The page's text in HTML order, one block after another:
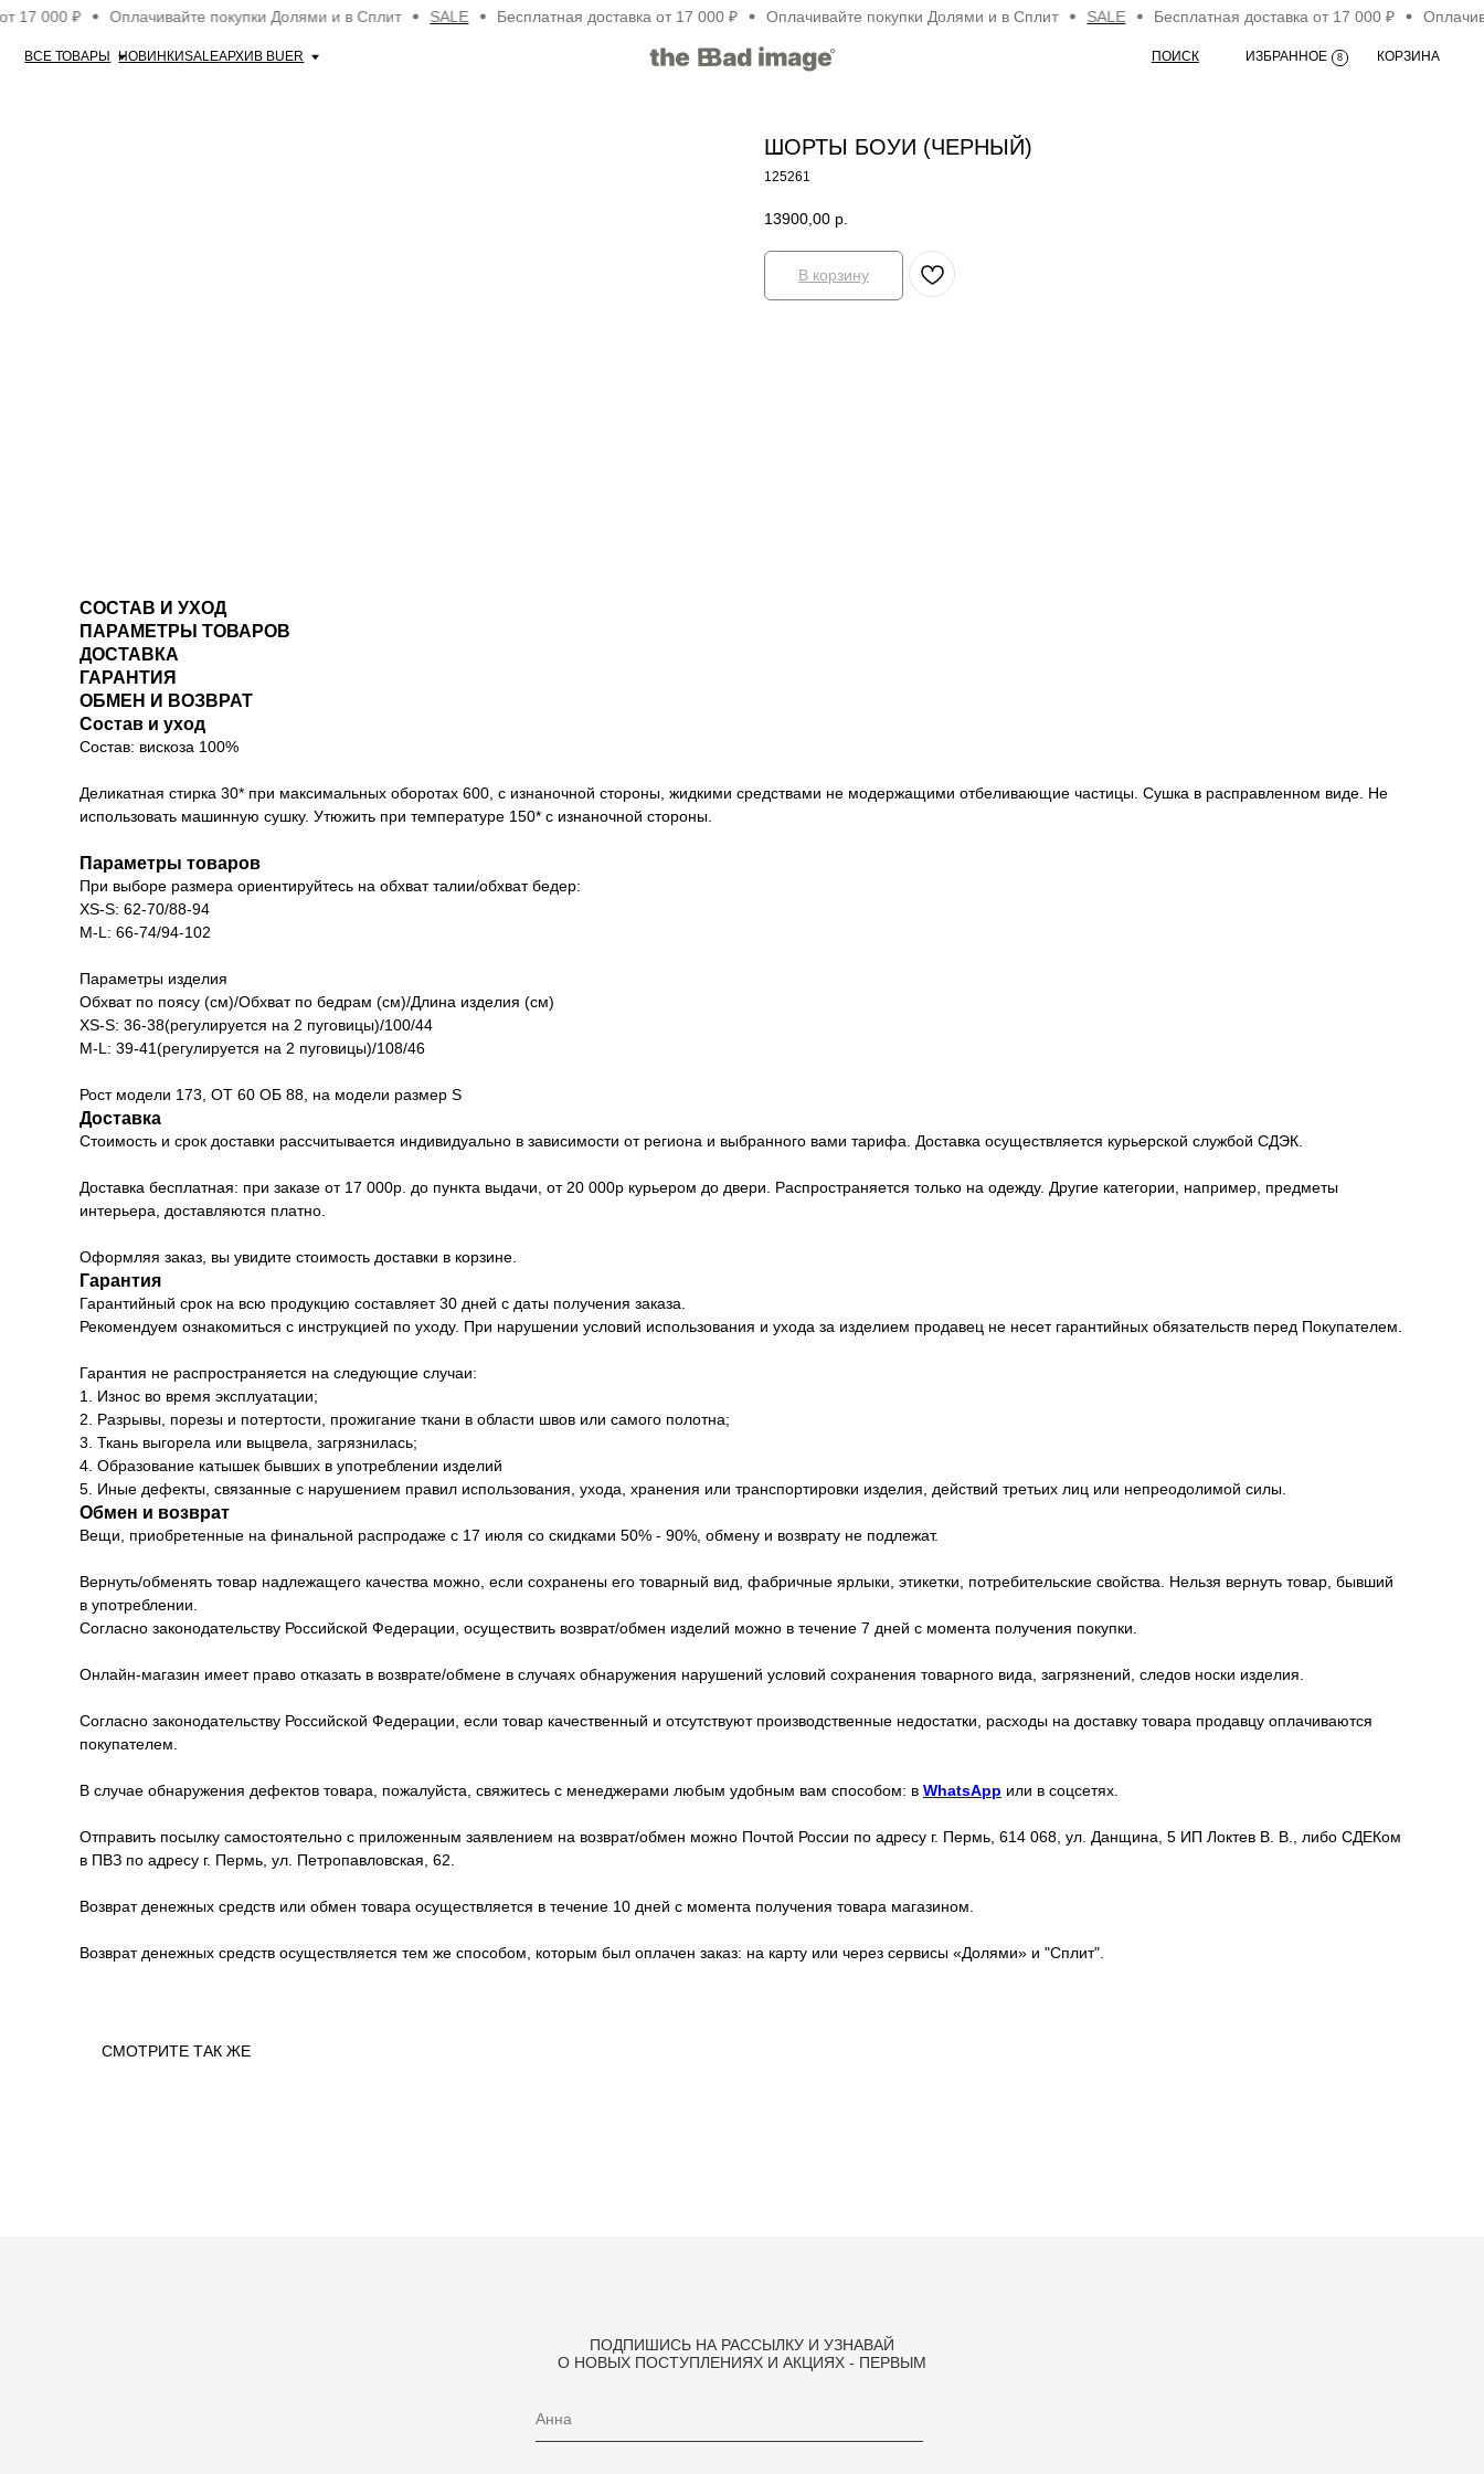
000 ₽ Оплачивайте покупки Долями и в Сплит SALE Бесплатная доставка от 17 000 ₽ Оплачивайте покупки Долями и в Сплит SALE Бесплатная доставка от 17 000 ₽
ВСЕ ТОВАРЫ НОВИНКИSALEАРХИВ BUER КОРЗИНА
ИЗБРАННОЕ 8
ШОРТЫ БОУИ (ЧЕРНЫЙ)
125261
13900,00 р.
В корзину
СОСТАВ И УХОД
ПАРАМЕТРЫ ТОВАРОВ
ДОСТАВКА
ГАРАНТИЯ
ОБМЕН И ВОЗВРАТ
Состав и уход
Состав: вискоза 100%
Деликатная стирка 30* при максимальных оборотах 600, с изнаночной стороны, жидкими средствами не модержащими отбеливающие частицы. Сушка в расправленном виде. Не
использовать машинную сушку. Утюжить при температуре 150* с изнаночной стороны.
Параметры товаров
При выборе размера ориентируйтесь на обхват талии/обхват бедер:
XS-S: 62-70/88-94
М-L: 66-74/94-102
Параметры изделия
Обхват по поясу (см)/Обхват по бедрам (см)/Длина изделия (см)
XS-S: 36-38(регулируется на 2 пуговицы)/100/44
М-L: 39-41(регулируется на 2 пуговицы)/108/46
Рост модели 173, ОТ 60 ОБ 88, на модели размер S
Доставка
Стоимость и срок доставки рассчитывается индивидуально в зависимости от региона и выбранного вами тарифа. Доставка осуществляется курьерской службой СДЭК.
Доставка бесплатная: при заказе от 17 000р. до пункта выдачи, от 20 000р курьером до двери. Распространяется только на одежду. Другие категории, например, предметы
интерьера, доставляются платно.
Оформляя заказ, вы увидите стоимость доставки в корзине.
Гарантия
Гарантийный срок на всю продукцию составляет 30 дней с даты получения заказа.
Рекомендуем ознакомиться с инструкцией по уходу. При нарушении условий использования и ухода за изделием продавец не несет гарантийных обязательств перед Покупателем.
Гарантия не распространяется на следующие случаи:
1. Износ во время эксплуатации;
2. Разрывы, порезы и потертости, прожигание ткани в области швов или самого полотна;
3. Ткань выгорела или выцвела, загрязнилась;
4. Образование катышек бывших в употреблении изделий
5. Иные дефекты, связанные с нарушением правил использования, ухода, хранения или транспортировки изделия, действий третьих лиц или непреодолимой силы.
Обмен и возврат
Вещи, приобретенные на финальной распродаже с 17 июля со скидками 50% - 90%, обмену и возврату не подлежат.
Вернуть/обменять товар надлежащего качества можно, если сохранены его товарный вид, фабричные ярлыки, этикетки, потребительские свойства. Нельзя вернуть товар, бывший
в употреблении.
Согласно законодательству Российской Федерации, осуществить возврат/обмен изделий можно в течение 7 дней с момента получения покупки.
Онлайн-магазин имеет право отказать в возврате/обмене в случаях обнаружения нарушений условий сохранения товарного вида, загрязнений, следов носки изделия.
Согласно законодательству Российской Федерации, если товар качественный и отсутствуют производственные недостатки, расходы на доставку товара продавцу оплачиваются
покупателем.
В случае обнаружения дефектов товара, пожалуйста, свяжитесь с менеджерами любым удобным вам способом: в WhatsApp или в соцсетях.
Отправить посылку самостоятельно с приложенным заявлением на возврат/обмен можно Почтой России по адресу г. Пермь, 614 068, ул. Данщина, 5 ИП Локтев В. В., либо СДЕКом
в ПВЗ по адресу г. Пермь, ул. Петропавловская, 62.
Возврат денежных средств или обмен товара осуществляется в течение 10 дней с момента получения товара магазином.
Возврат денежных средств осуществляется тем же способом, которым был оплачен заказ: на карту или через сервисы «Долями» и "Сплит".
СМОТРИТЕ ТАК ЖЕ
ПОДПИШИСЬ НА РАССЫЛКУ И УЗНАВАЙ
О НОВЫХ ПОСТУПЛЕНИЯХ И АКЦИЯХ - ПЕРВЫМ